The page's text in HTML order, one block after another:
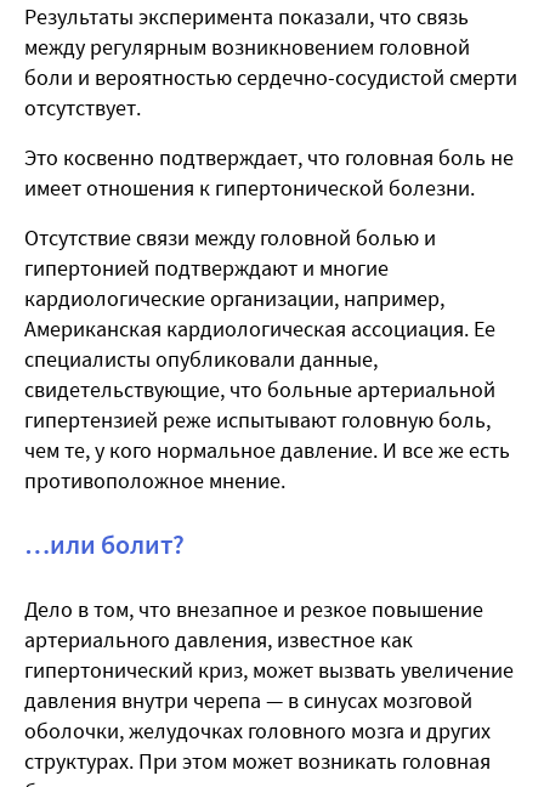
Результаты эксперимента показали, что связь
между регулярным возникновением головной
боли и вероятностью сердечно-сосудистой смерти
отсутствует.
Это косвенно подтверждает, что головная боль не
имеет отношения к гипертонической болезни.
Отсутствие связи между головной болью и
гипертонией подтверждают и многие
кардиологические организации, например,
Американская кардиологическая ассоциация. Ее
специалисты опубликовали данные,
свидетельствующие, что больные артериальной
гипертензией реже испытывают головную боль,
чем те, у кого нормальное давление. И все же есть
противоположное мнение.
…или болит?
Дело в том, что внезапное и резкое повышение
артериального давления, известное как
гипертонический криз, может вызвать увеличение
давления внутри черепа — в синусах мозговой
оболочки, желудочках головного мозга и других
структурах. При этом может возникать головная